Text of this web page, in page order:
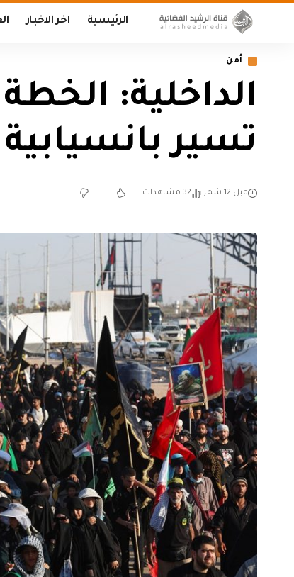
الرئيسية اخر الاخبار
أمن
الداخلية:
تسير بانسيابية
قبل 12 شهر 32 مشاهدات